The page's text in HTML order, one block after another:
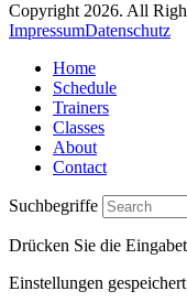
Copyright 2026. All
ImpressumDatenschutz
Home
Schedule
Trainers
Classes
About
Contact
Suchbegriffe
Drücken Sie die
Einstellungen gespeichert